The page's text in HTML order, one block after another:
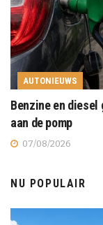
AUTONIEUWS
Benzine en
aan de pomp
07/08/2026
NU POPULAIR